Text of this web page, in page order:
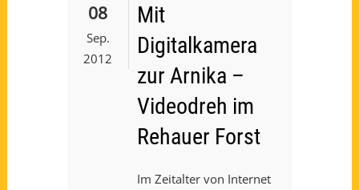
08
Sep.
2012
Mit
Digitalkamera
zur Arnika –
Videodreh im
Rehauer Forst
Im Zeitalter von Internet